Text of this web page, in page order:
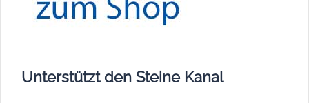
Unterstützt den Steine Kanal